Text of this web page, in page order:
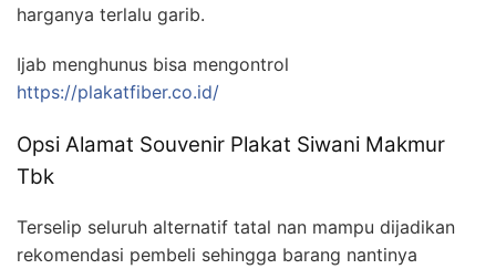
harganya terlalu garib.
Ijab menghunus bisa mengontrol
https://plakatfiber.co.id/
Opsi Alamat Souvenir Plakat Siwani Makmur
Tbk
Terselip seluruh alternatif tatal nan mampu dijadikan
rekomendasi pembeli sehingga barang nantinya